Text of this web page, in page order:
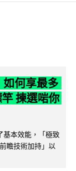
何享最多
揀選啱你
基本效能，「極致
瞻技術加持」以